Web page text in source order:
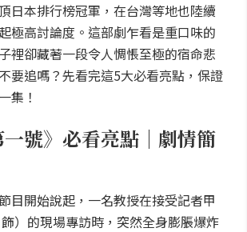
日本排行榜冠軍，在台灣等地也陸續
極高討論度。這部劇乍看是重口味的
裡卻藏著一段令人惆悵至極的宿命悲
要追嗎？先看完這5大必看亮點，保證
集！
一號》必看亮點｜劇情簡
目開始說起，一名教授在接受記者甲
）的現場專訪時，突然全身膨脹爆炸